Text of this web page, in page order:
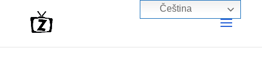
Čeština‎